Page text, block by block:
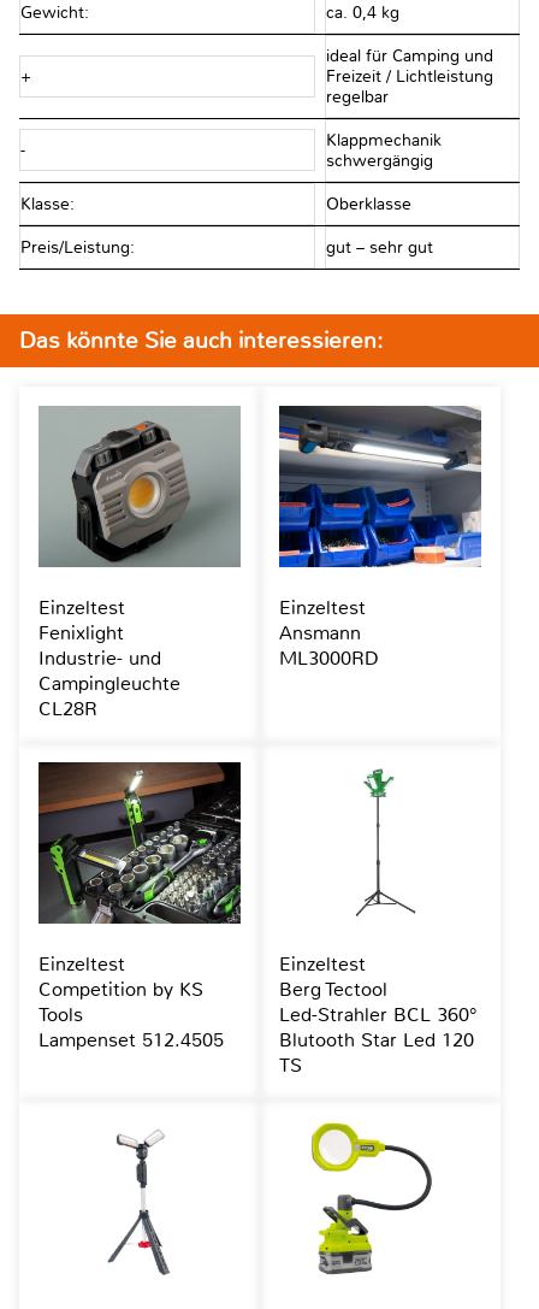
Gewicht: ca. 0,4 kg
+
ideal für Camping und
Freizeit / Lichtleistung
regelbar
-
Klappmechanik
schwergängig
Klasse: Oberklasse
Preis/Leistung: gut – sehr gut
Das könnte Sie auch interessieren:
Einzeltest
Fenixlight
Industrie- und
Campingleuchte
CL28R
Einzeltest
Ansmann
ML3000RD
Einzeltest
Competition by KS
Tools
Lampenset 512.4505
Einzeltest
Berg Tectool
Led-Strahler BCL 360°
Blutooth Star Led 120
TS